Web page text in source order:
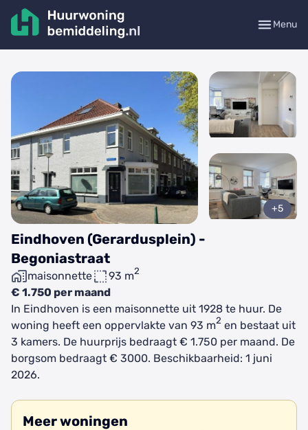
Menu
Eindhoven (Gerardusplein) -
Begoniastraat
maisonnette 93 m2
€ 1.750 per maand
+5
In Eindhoven is een maisonnette uit 1928 te huur. De
woning heeft een oppervlakte van 93 m2 en bestaat uit
3 kamers. De huurprijs bedraagt € 1.750 per maand. De
borgsom bedraagt € 3000. Beschikbaarheid: 1 juni
2026.
Meer woningen